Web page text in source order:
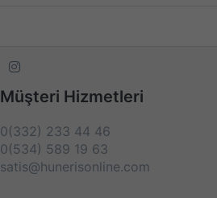
Müşteri Hizmetleri
0(332) 233 44 46
0(534) 589 19 63
satis@hunerisonline.com